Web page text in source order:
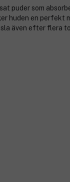
puder som
huden en perfekt
även efter flera